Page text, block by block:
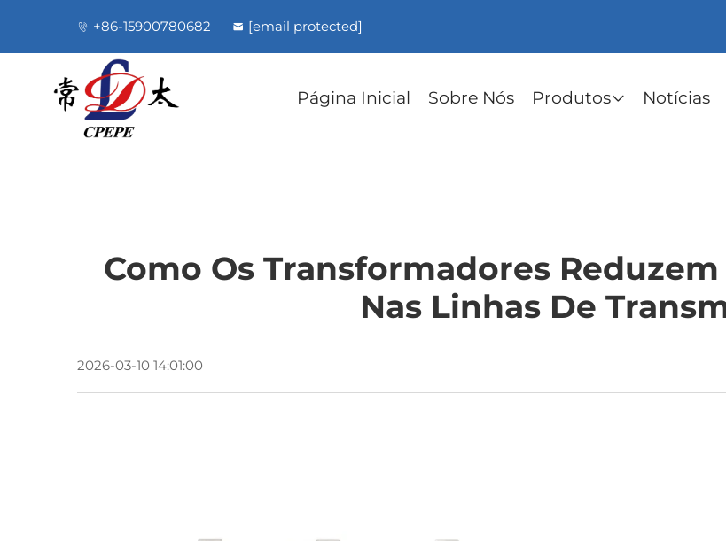
+86-15900780682 [email protected]
Página Inicial Sobre Nós Produtos Notícias
Como Os Transformadores
Nas Linhas De
2026-03-10 14:01:00